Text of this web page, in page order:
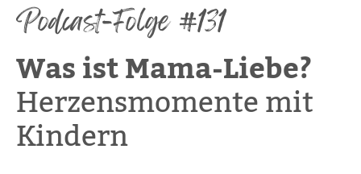
Podcast-Folge #131
Was ist Mama-Liebe?
Herzensmomente mit
Kindern